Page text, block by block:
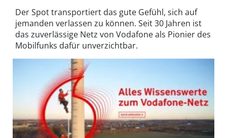
Der Spot transportiert das gute Gefühl, sich auf
jemanden verlassen zu können. Seit 30 Jahren ist
das zuverlässige Netz von Vodafone als Pionier des
Mobilfunks dafür unverzichtbar.